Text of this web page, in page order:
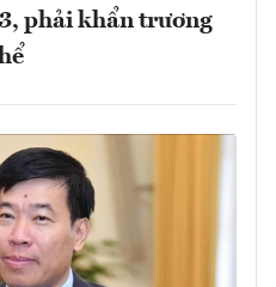
phải khẩn trương